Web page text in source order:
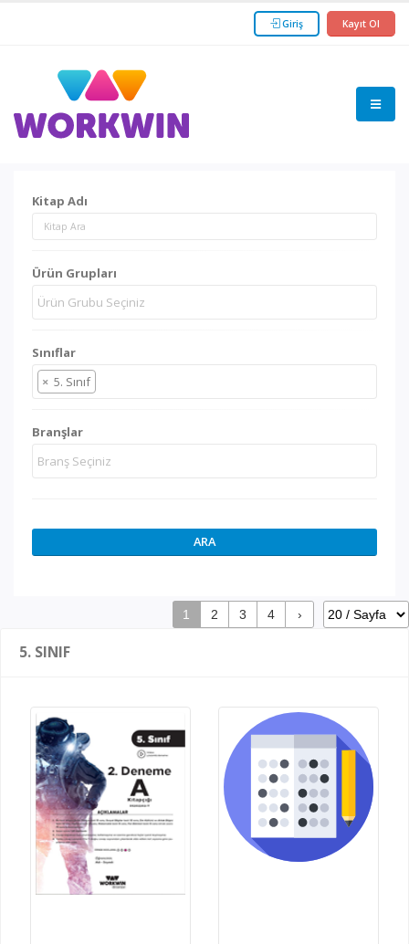
Giriş Kayıt Ol
Kitap Adı
Ürün Grupları
Sınıflar
× 5. Sınıf
Branşlar
ARA
1 2 3 4 ›
5. SINIF